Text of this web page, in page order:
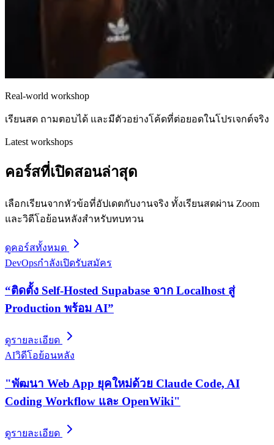
Real-world workshop
เรียนสด ถามตอบได้ และมีตัวอย่างโค้ดที่ต่อยอดในโปรเจกต์จริง
Latest workshops
คอร์สที่เปิดสอนล่าสุด
เลือกเรียนจากหัวข้อที่อัปเดตกับงานจริง ทั้งเรียนสดผ่าน Zoom
และวิดีโอย้อนหลังสำหรับทบทวน
ดูคอร์สทั้งหมด
DevOpsกำลังเปิดรับสมัคร
“ติดตั้ง Self-Hosted Supabase จาก Localhost สู่
Production พร้อม AI”
ดูรายละเอียด
AIวิดีโอย้อนหลัง
"พัฒนา Web App ยุคใหม่ด้วย Claude Code, AI
Coding Workflow และ OpenWiki"
ดูรายละเอียด